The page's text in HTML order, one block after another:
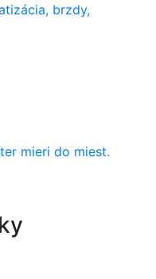
brzdy,
mieri do miest.